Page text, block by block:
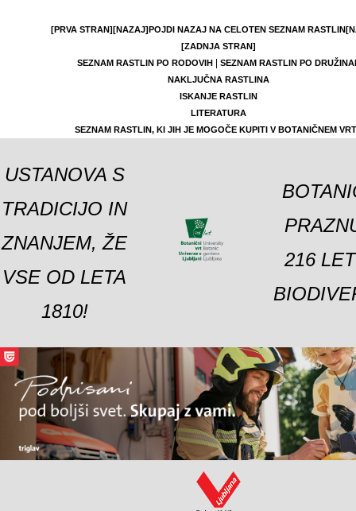
[PRVA STRAN][NAZAJ]POJDI NAZAJ NA CELOTEN SEZNAM RASTLIN
[ZADNJA STRAN]
SEZNAM RASTLIN PO RODOVIH|
SEZNAM RASTLIN PO
NAKLJUČNA RASTLINA
ISKANJE RASTLIN
LITERATURA
SEZNAM RASTLIN, KI JIH JE MOGOČE KUPITI V BOTANIČNEM
USTANOVA S
TRADICIJO IN
ZNANJEM, ŽE
VSE OD LETA
1810!
216